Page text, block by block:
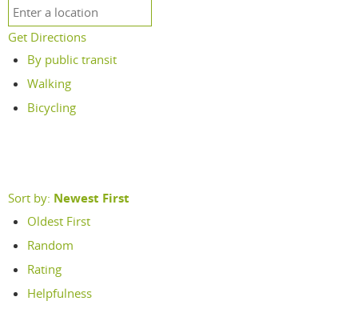
Get Directions
By public transit
Walking
Bicycling
Sort by: Newest First
Oldest First
Random
Rating
Helpfulness